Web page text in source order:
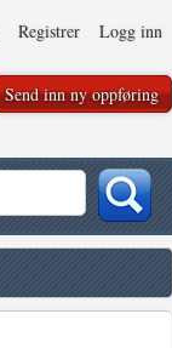
Registrer Logg inn
Send inn ny oppføring